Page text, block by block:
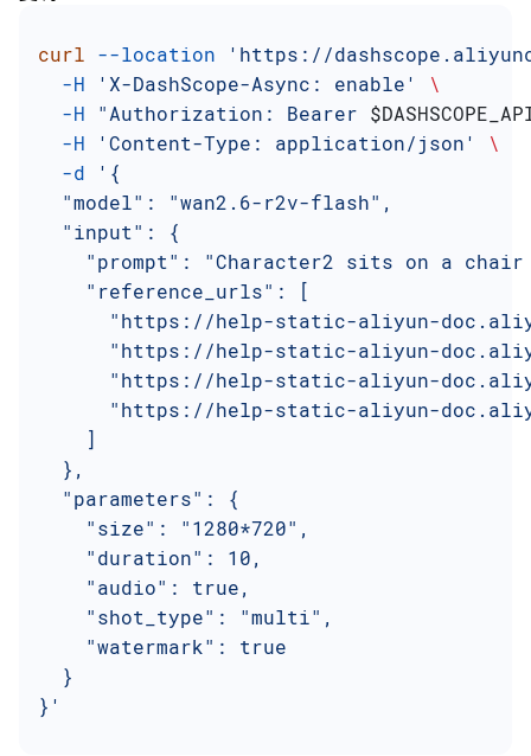
curl --location 'https://
  -H
'X-DashScope-Async: enable'
\
  -H
"Authorization: Bearer
  -H
'Content-Type: application/json'
\
  -d
'{
  "model": "wan2.6-r2v-flash",
  "input": {
"prompt": "Character2 sits on a
    "reference_urls": [
"https://help-static-aliyun-
"https://help-static-aliyun-
"https://help-static-aliyun-
"https://help-static-aliyun-
    ]
  },
  "parameters": {
    "size": "1280*720",
    "duration": 10,
    "audio": true,
    "shot_type": "multi",
    "watermark": true
  }
}'